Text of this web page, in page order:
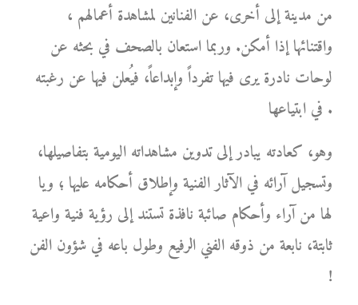
من مدينة إلى أخرى، عن الفنانين لمشاهدة أعمالهم ،
واقتنائها إذا أمكن. وربما استعان بالصحف في بحثه عن
لوحات نادرة يرى فيها تفرداً وإبداعاً، فيُعلن فيها عن رغبته
في ابتياعها .
وهو، كعادته يبادر إلى تدوين مشاهداته اليومية بتفاصيلها،
وتسجيل آرائه في الآثار الفنية وإطلاق أحكامه عليها ؛ ويا
لها من آراء وأحكام صائبة نافذة تستند إلى رؤية فنية واعية
ثابتة، نابعة من ذوقه الفني الرفيع وطول باعه في شؤون الفن
!